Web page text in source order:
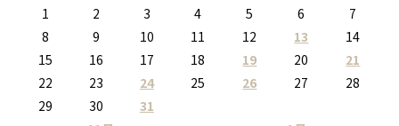
1 2 3 4 5 6
7
8
9 10 11 12 13
14
15
16 17 18 19 20
21
22
23 24 25 26 27
28
29
30 31